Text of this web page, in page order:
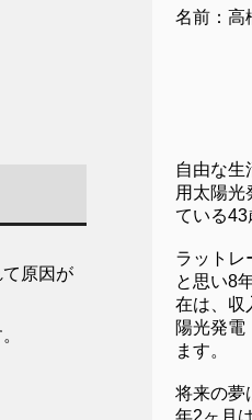
原因が
名前：高
自由な生
用太陽光
ている43
ラットレ
と思い8
在は、収
陽光発電
ます。
将来の夢